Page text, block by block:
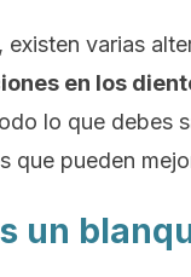
existen varias
en los
lo que debes
que pueden
un